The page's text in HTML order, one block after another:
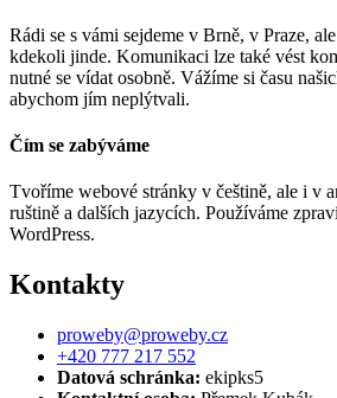
Rádi se s vámi sejdeme v Brně, v Praze,
kdekoli jinde. Komunikaci lze také vést
nutné se vídat osobně. Vážíme si času
abychom jím neplýtvali.
Čím se zabýváme
Tvoříme webové stránky v češtině, ale i v
ruštině a dalších jazycích. Používáme
WordPress.
Kontakty
proweby@proweby.cz
+420 777 217 552
Datová schránka: ekipks5